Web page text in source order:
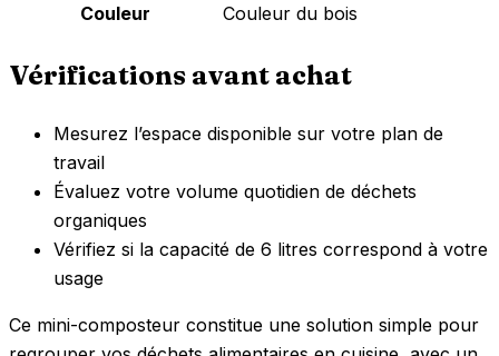
Couleur
Couleur du bois
Vérifications avant achat
Mesurez l’espace disponible sur votre plan de
travail
Évaluez votre volume quotidien de déchets
organiques
Vérifiez si la capacité de 6 litres correspond à votre
usage
Ce mini-composteur constitue une solution simple pour